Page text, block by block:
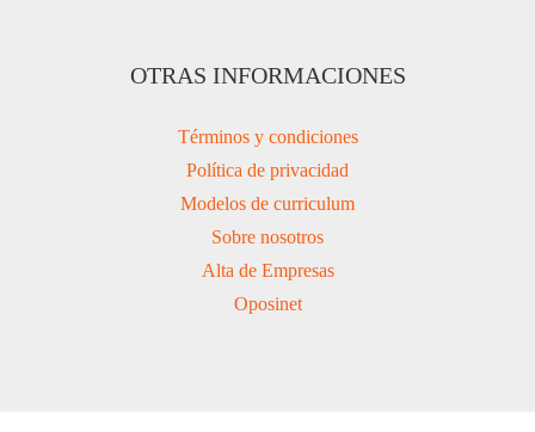
OTRAS INFORMACIONES
Términos y condiciones
Política de privacidad
Modelos de curriculum
Sobre nosotros
Alta de Empresas
Oposinet